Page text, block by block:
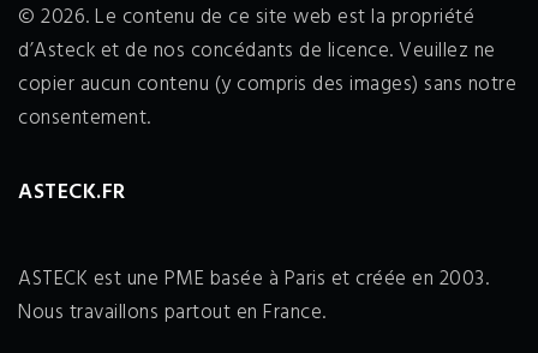
© 2026. Le contenu de ce site web est la propriété
d’Asteck et de nos concédants de licence. Veuillez ne
copier aucun contenu (y compris des images) sans notre
consentement.
ASTECK.FR
ASTECK est une PME basée à Paris et créée en 2003.
Nous travaillons partout en France.